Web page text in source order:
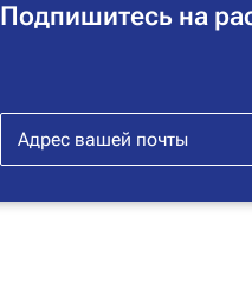
Подпишитесь на